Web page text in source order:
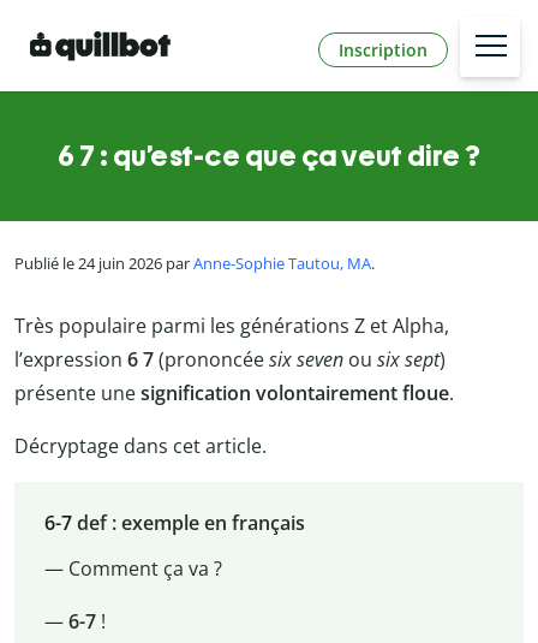
Inscription
6 7 : qu’est-ce que ça veut dire ?
Publié le 24 juin 2026 parAnne-Sophie Tautou, MA.
Très populaire parmi les générations Z et Alpha,
l’expression 6 7(prononcéesix seven ou six sept)
présente unesignification volontairement floue.
Décryptage dans cet article.
6-7def :exemple en français
— Comment ça va ?
—6-7!